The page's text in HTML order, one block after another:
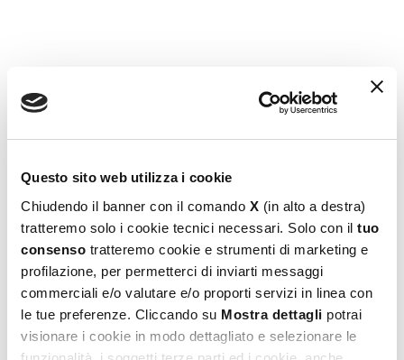
Questo sito web utilizza i cookie
Chiudendo il banner con il comando X (in alto a destra)
tratteremo solo i cookie tecnici necessari. Solo con il tuo
consenso tratteremo cookie e strumenti di marketing e
profilazione, per permetterci di inviarti messaggi
commerciali e/o valutare e/o proporti servizi in linea con
le tue preferenze. Cliccando su Mostra dettagli potrai
visionare i cookie in modo dettagliato e selezionare le